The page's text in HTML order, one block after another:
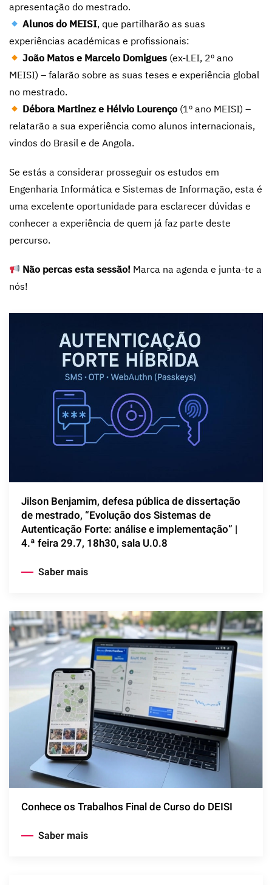
apresentação do mestrado.
Alunos do MEISI, que partilharão as suas
experiências académicas e profissionais:
João Matos e Marcelo Domigues (ex-LEI, 2º ano
MEISI) – falarão sobre as suas teses e experiência global
no mestrado.
Débora Martinez e Hélvio Lourenço (1º ano MEISI) –
relatarão a sua experiência como alunos internacionais,
vindos do Brasil e de Angola.
Se estás a considerar prosseguir os estudos em
Engenharia Informática e Sistemas de Informação, esta é
uma excelente oportunidade para esclarecer dúvidas e
conhecer a experiência de quem já faz parte deste
percurso.
Não percas esta sessão! Marca na agenda e junta-te a
nós!
Jilson Benjamim, defesa pública de dissertação
de mestrado, “Evolução dos Sistemas de
Autenticação Forte: análise e implementação” |
4.ª feira 29.7, 18h30, sala U.0.8
Saber mais
Conhece os Trabalhos Final de Curso do DEISI
Saber mais